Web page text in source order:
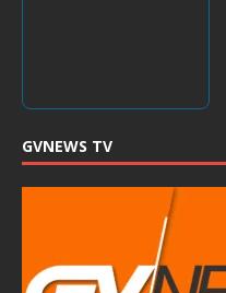
GVNEWS TV